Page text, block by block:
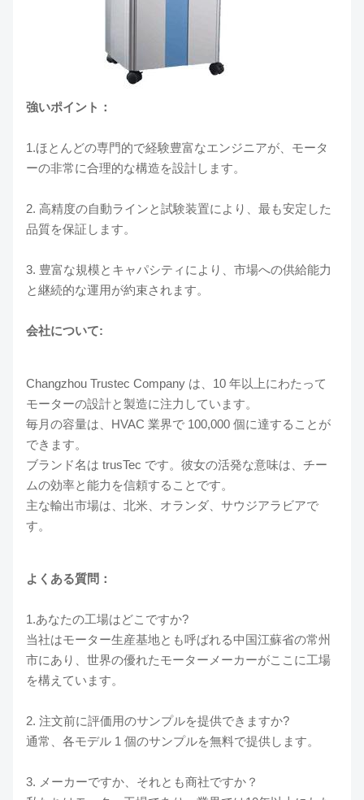
強いポイント：
1.ほとんどの専門的で経験豊富なエンジニアが、モータ
ーの非常に合理的な構造を設計します。
2. 高精度の自動ラインと試験装置により、最も安定した
品質を保証します。
3. 豊富な規模とキャパシティにより、市場への供給能力
と継続的な運用が約束されます。
会社について:
Changzhou Trustec Company は、10 年以上にわたって
モーターの設計と製造に注力しています。
毎月の容量は、HVAC 業界で 100,000 個に達することが
できます。
ブランド名は trusTec です。彼女の活発な意味は、チー
ムの効率と能力を信頼することです。
主な輸出市場は、北米、オランダ、サウジアラビアで
す。
よくある質問：
1.あなたの工場はどこですか?
当社はモーター生産基地とも呼ばれる中国江蘇省の常州
市にあり、世界の優れたモーターメーカーがここに工場
を構えています。
2. 注文前に評価用のサンプルを提供できますか?
通常、各モデル 1 個のサンプルを無料で提供します。
3. メーカーですか、それとも商社ですか？